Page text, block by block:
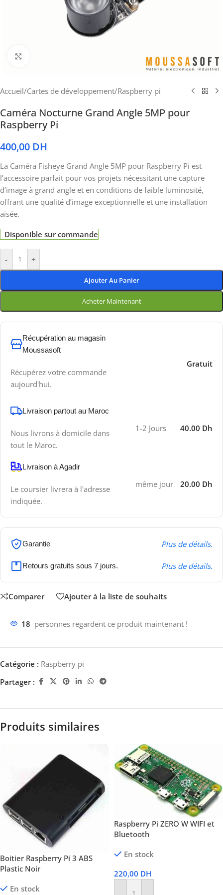
Accueil/Cartes de développement/Raspberry pi
Caméra Nocturne Grand Angle 5MP pour
Raspberry Pi
400,00 DH
La Caméra Fisheye Grand Angle 5MP pour Raspberry Pi est
l’accessoire parfait pour vos projets nécessitant une capture
d’image à grand angle et en conditions de faible luminosité,
offrant une qualité d’image exceptionnelle et une installation
aisée.
Disponible sur commande
- +
Ajouter Au Panier
Acheter Maintenant
Récupération au magasin
Moussasoft
Récupérez votre commande
aujourd'hui.
Gratuit
Livraison partout au Maroc
Nous livrons à domicile dans
tout le Maroc.
1-2 Jours 40.00 Dh
Livraison à Agadir
Le coursier livrera à l'adresse
indiquée.
même jour 20.00 Dh
Garantie Plus de détails.
Retours gratuits sous 7 jours. Plus de détails.
Comparer Ajouter à la liste de souhaits
18 personnes regardent ce produit maintenant !
Catégorie : Raspberry pi
Partager :
Produits similaires
Boitier Raspberry Pi 3 ABS
Plastic Noir
En stock
Raspberry Pi ZERO W WIFI et
Bluetooth
En stock
220,00 DH